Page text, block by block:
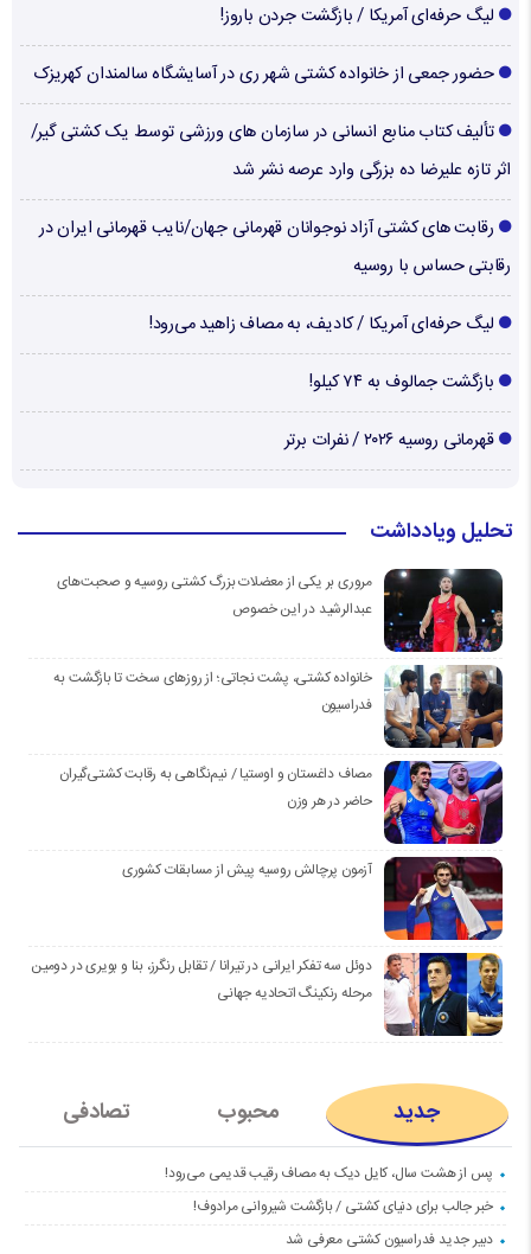
لیگ حرفه‌ای آمریکا / بازگشت جردن باروز!
حضور جمعی از خانواده کشتی شهر ری در آسایشگاه سالمندان کهریزک
تألیف کتاب منابع انسانی در سازمان های ورزشی توسط یک کشتی گیر/
اثر تازه علیرضا ده بزرگی وارد عرصه نشر شد
رقابت های کشتی آزاد نوجوانان قهرمانی جهان/نایب قهرمانی ایران در
رقابتی حساس با روسیه
لیگ حرفه‌ای آمریکا / کادیف، به مصاف زاهید می‌رود!
بازگشت جمالوف به ۷۴ کیلو!
قهرمانی روسیه ۲۰۲۶ / نفرات برتر
تحلیل ویادداشت
مروری بر یکی از معضلات بزرگ کشتی روسیه و صحبت‌های
عبدالرشید در این خصوص
خانواده کشتی، پشت نجاتی؛ از روزهای سخت تا بازگشت به
فدراسیون
مصاف داغستان و اوستیا / نیم‌نگاهی به رقابت کشتی‌گیران
حاضر در هر وزن
آزمون پرچالش روسیه پیش از مسابقات کشوری
دوئل سه تفکر ایرانی در تیرانا / تقابل رنگرز، بنا و بویری در دومین
مرحله رنکینگ اتحادیه جهانی
جدید محبوب تصادفی
پس از هشت سال، کایل دیک به مصاف رقیب قدیمی می‌رود!
خبر جالب برای دنیای کشتی / بازگشت شیروانی مرادوف!
دبیر جدید فدراسیون کشتی معرفی شد